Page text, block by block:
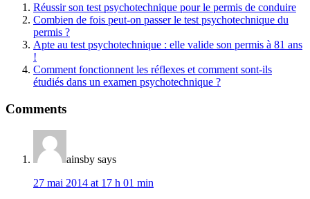
Réussir son test psychotechnique pour le permis de conduire
Combien de fois peut-on passer le test psychotechnique du
permis ?
Apte au test psychotechnique : elle valide son permis à 81 ans
!
Comment fonctionnent les réflexes et comment sont-ils
étudiés dans un examen psychotechnique ?
Comments
ainsby says
27 mai 2014 at 17 h 01 min